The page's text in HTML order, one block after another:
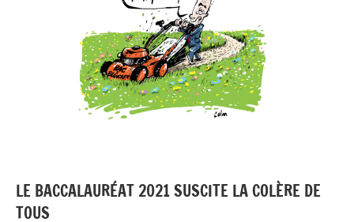
LE BACCALAURÉAT 2021 SUSCITE LA COLÈRE DE
TOUS